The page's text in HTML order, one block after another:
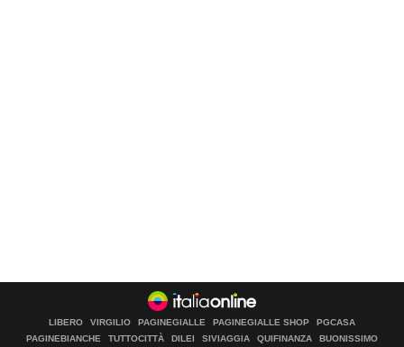
LIBERO VIRGILIO PAGINEGIALLE PAGINEGIALLE SHOP
PGCASA
PAGINEBIANCHE
TUTTOCITTÀ DILEI SIVIAGGIA QUIFINANZA BUONISSIMO